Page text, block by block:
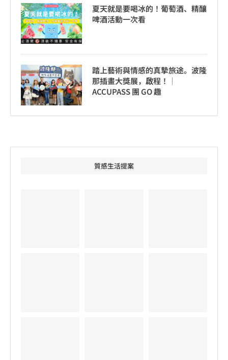
夏天就是要喝冰的！葡萄酒、精釀
啤酒活動一次看
踏上藝術與情感的真摯旅途。波隆
那插畫大獎展，啟程！│
ACCUPASS 團 GO 趣
質感生活提案